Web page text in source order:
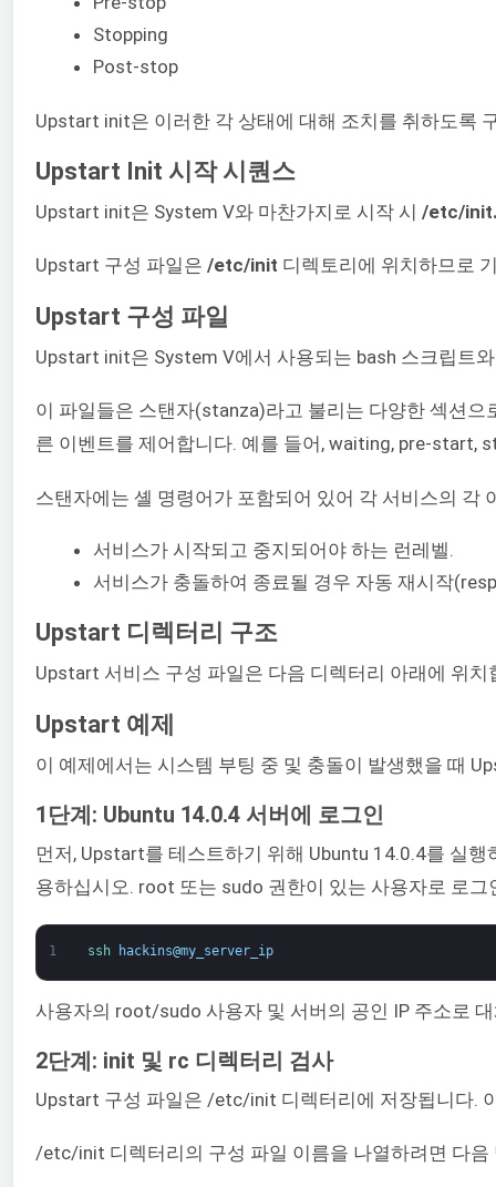
Stopping
Post-stop
Upstart init은 이러한 각 상태에 대해 조치를 취하도록
Upstart Init 시작 시퀀스
Upstart init은 System V와 마찬가지로 시작 시 /etc/
Upstart 구성 파일은 /etc/init 디렉토리에 위치하므로
Upstart 구성 파일
Upstart init은 System V에서 사용되는 bash 스크립트
이 파일들은 스탠자(stanza)라고 불리는 다양한 섹션
른 이벤트를 제어합니다. 예를 들어, waiting, pre-start,
스탠자에는 셸 명령어가 포함되어 있어 각 서비스의 각
서비스가 시작되고 중지되어야 하는 런레벨.
서비스가 충돌하여 종료될 경우 자동 재시작
Upstart 디렉터리 구조
Upstart 서비스 구성 파일은 다음 디렉터리 아래에 위
Upstart 예제
이 예제에서는 시스템 부팅 중 및 충돌이 발생했을 때
1단계: Ubuntu 14.0.4 서버에 로그인
먼저, Upstart를 테스트하기 위해 Ubuntu 14.0.4를 실
용하십시오. root 또는 sudo 권한이 있는 사용자로 로
1 ssh hackins@my_server_ip
사용자의 root/sudo 사용자 및 서버의 공인 IP 주소로
2단계: init 및 rc 디렉터리 검사
Upstart 구성 파일은 /etc/init 디렉터리에 저장됩니다.
/etc/init 디렉터리의 구성 파일 이름을 나열하려면 다음